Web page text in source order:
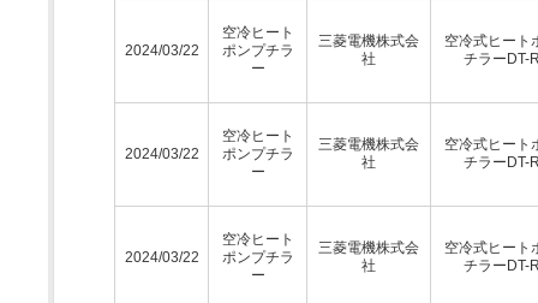
2024/03/22
空冷ヒート
ポンプチラ
ー
三菱電機株式会
社
空冷式ヒート
チラーDT-
2024/03/22
空冷ヒート
ポンプチラ
ー
三菱電機株式会
社
空冷式ヒート
チラーDT-
2024/03/22
空冷ヒート
ポンプチラ
ー
三菱電機株式会
社
空冷式ヒート
チラーDT-